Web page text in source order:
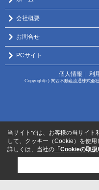
会社概要
お問合せ
PCサイト
個人情報 利
Copyright(c) 関西不動産流通株
当サイトでは、お客様の当サイト
して、クッキー（Cookie）を使用
詳しくは、当社の 「Cookieの取扱